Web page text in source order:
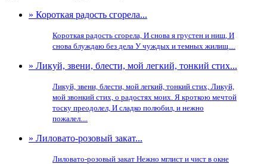
» Короткая радость сгорела...
Короткая радость сгорела, И снова я грустен и нищ, И
снова блуждаю без дела У чуждых и темных жилищ....
» Ликуй, звени, блести, мой легкий, тонкий стих...
Ликуй, звени, блести, мой легкий, тонкий стих, Ликуй,
мой звонкий стих, о радостях моих. Я кроткою мечтой
тоску преодолел, И сладко полюбил, и нежно
пожалел....
» Лиловато-розовый закат...
Лиловато-розовый закат Нежно мглист и чист в окне